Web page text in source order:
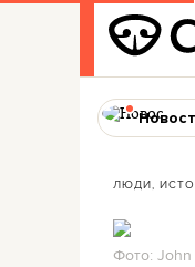
ЛЮДИ,
Фото: John